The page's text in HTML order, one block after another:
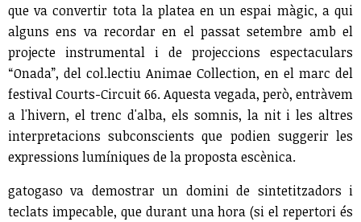
que va convertir tota la platea en un espai màgic, a qui
alguns ens va recordar en el passat setembre amb el
projecte instrumental i de projeccions espectaculars
“Onada”, del col.lectiu Animae Collection, en el marc del
festival Courts-Circuit 66. Aquesta vegada, però, entràvem
a l'hivern, el trenc d'alba, els somnis, la nit i les altres
interpretacions subconscients que podien suggerir les
expressions lumíniques de la proposta escènica.
gatogaso va demostrar un domini de sintetitzadors i
teclats impecable, que durant una hora (si el repertori és